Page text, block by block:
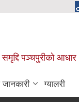
पञ्चपुरीको आधार
ग्यालरी